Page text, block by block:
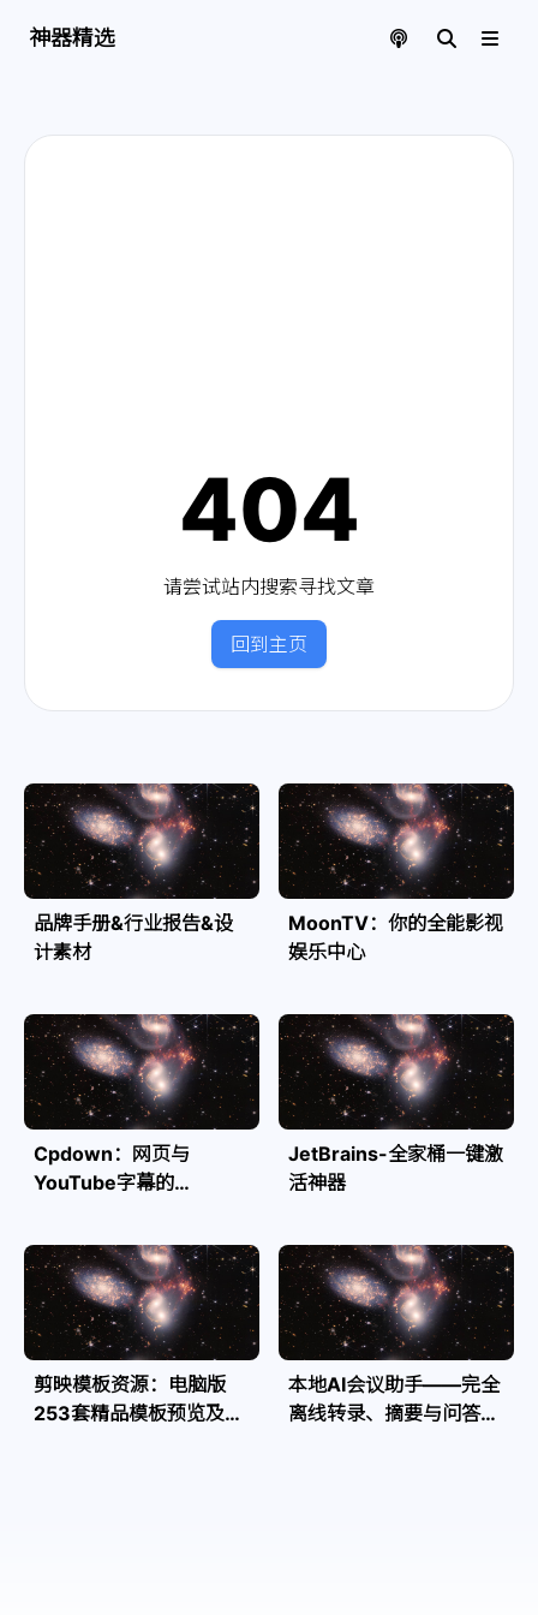
神器精选
404
请尝试站内搜索寻找文章
回到主页
品牌手册&行业报告&设
计素材
MoonTV：你的全能影视
娱乐中心
Cpdown：网页与
YouTube字幕的
JetBrains-全家桶一键激
活神器
剪映模板资源：电脑版
253套精品模板预览及源
本地AI会议助手——完全
离线转录、摘要与问答，